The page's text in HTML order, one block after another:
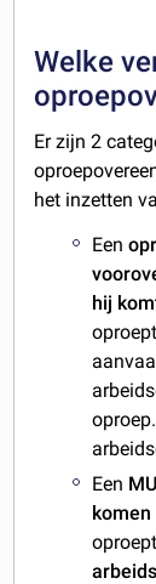
Welke
Er zijn 2
het inzetten
Een
hij
Een